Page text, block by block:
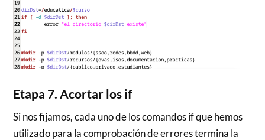
Etapa 7. Acortar los if
Si nos fijamos, cada uno de los comandos if que hemos
utilizado para la comprobación de errores termina la